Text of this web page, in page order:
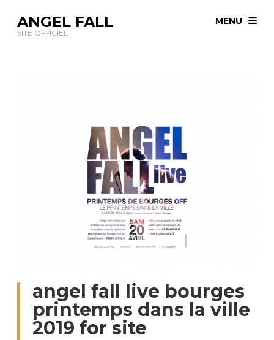
ANGEL FALL
SITE OFFICIEL
MENU
angel fall live bourges
printemps dans la ville
2019 for site